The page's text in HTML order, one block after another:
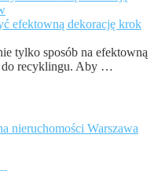
efektowną dekorację krok
tylko sposób na efektowną
do recyklingu. Aby …
nieruchomości Warszawa